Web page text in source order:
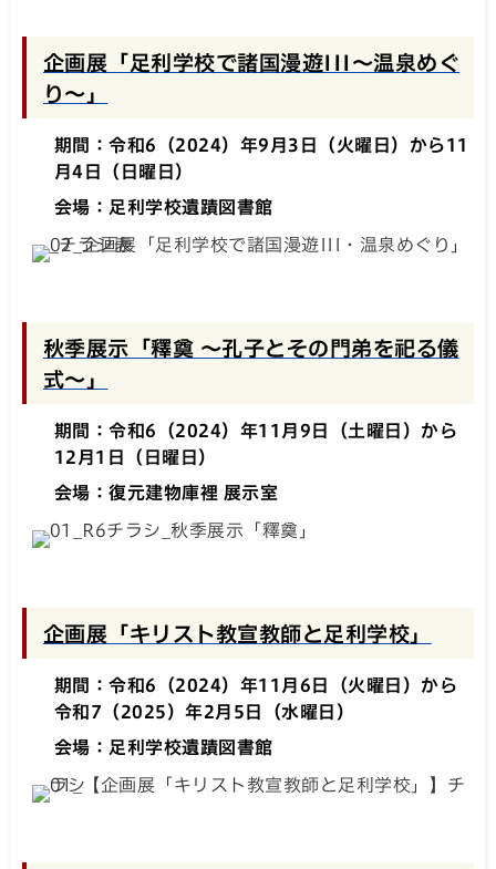
企画展「足利学校で諸国漫遊III～温泉めぐ
り～」
期間：令和6（2024）年9月3日（火曜日）から11
月4日（日曜日）
会場：足利学校遺蹟図書館
秋季展示「釋奠 ～孔子とその門弟を祀る儀
式～」
期間：令和6（2024）年11月9日（土曜日）から
12月1日（日曜日）
会場：復元建物庫裡 展示室
企画展「キリスト教宣教師と足利学校」
期間：令和6（2024）年11月6日（火曜日）から
令和7（2025）年2月5日（水曜日）
会場：足利学校遺蹟図書館